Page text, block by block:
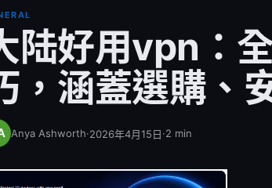
陆好用vpn：
，涵蓋選購、
Anya Ashworth·2026年4月15日·2 min